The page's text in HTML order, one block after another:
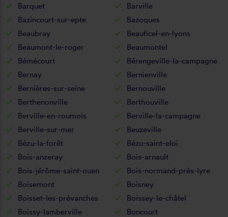
Barquet
Barville
Bazincourt-sur-epte
Bazoques
Beaubray
Beauficel-en-lyons
Beaumont-le-roger
Beaumontel
Bémécourt
Bérengeville-la-campagne
Bernay
Bernienville
Bernières-sur-seine
Bernouville
Berthenonville
Berthouville
Berville-en-roumois
Berville-la-campagne
Berville-sur-mer
Beuzeville
Bézu-la-forêt
Bézu-saint-eloi
Bois-anzeray
Bois-arnault
Bois-jérôme-saint-ouen
Bois-normand-près-lyre
Boisemont
Boisney
Boisset-les-prévanches
Boissey-le-châtel
Boissy-lamberville
Boncourt